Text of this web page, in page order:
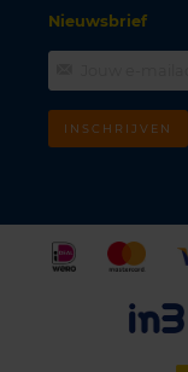
Nieuwsbrief
INSCHRIJVEN